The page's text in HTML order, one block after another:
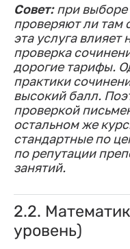
Совет:при выборе
проверяют ли там
эта услуга
проверка
дорогие тарифы.
практики
высокий балл.
проверкой
остальном же
стандартные по
по репутации
занятий.
2.2.
уровень)